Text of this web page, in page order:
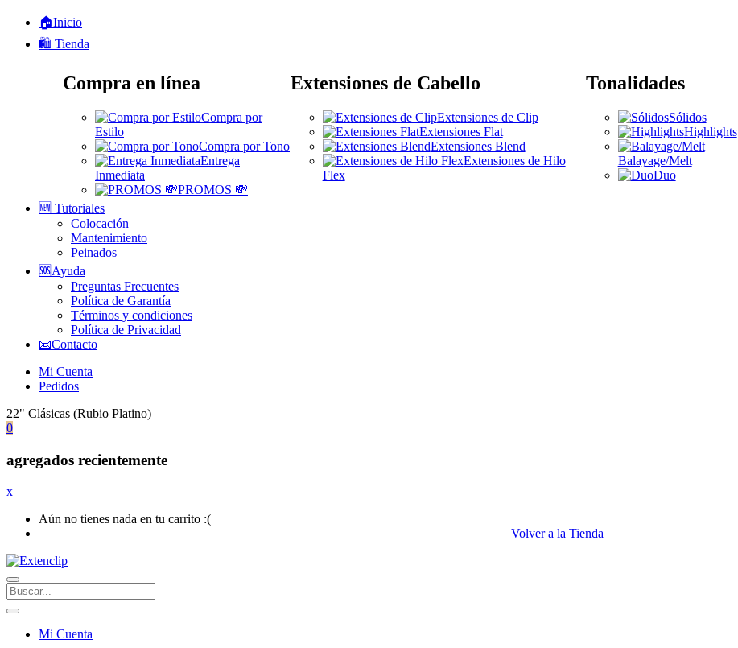
🏠Inicio
🛍️ Tienda
Compra en línea
Compra por
Estilo
Compra por Tono
Entrega
Inmediata
PROMOS 💸
Extensiones de Cabello
Extensiones de Clip
Extensiones Flat
Extensiones Blend
Extensiones de Hilo
Flex
Tonalidades
Sólidos
Highlights
Balayage/Melt
Duo
🆕 Tutoriales
Colocación
Mantenimiento
Peinados
🆘Ayuda
Preguntas Frecuentes
Política de Garantía
Términos y condiciones
Política de Privacidad
📧Contacto
Mi Cuenta
Pedidos
22" Clásicas (Rubio Platino)
0
agregados recientemente
x
Aún no tienes nada en tu carrito :(
Volver a la Tienda
Mi Cuenta